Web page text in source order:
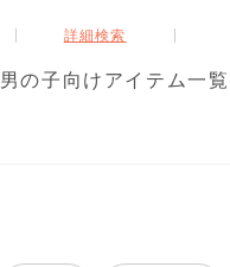
詳細検索
子向けアイテム一覧